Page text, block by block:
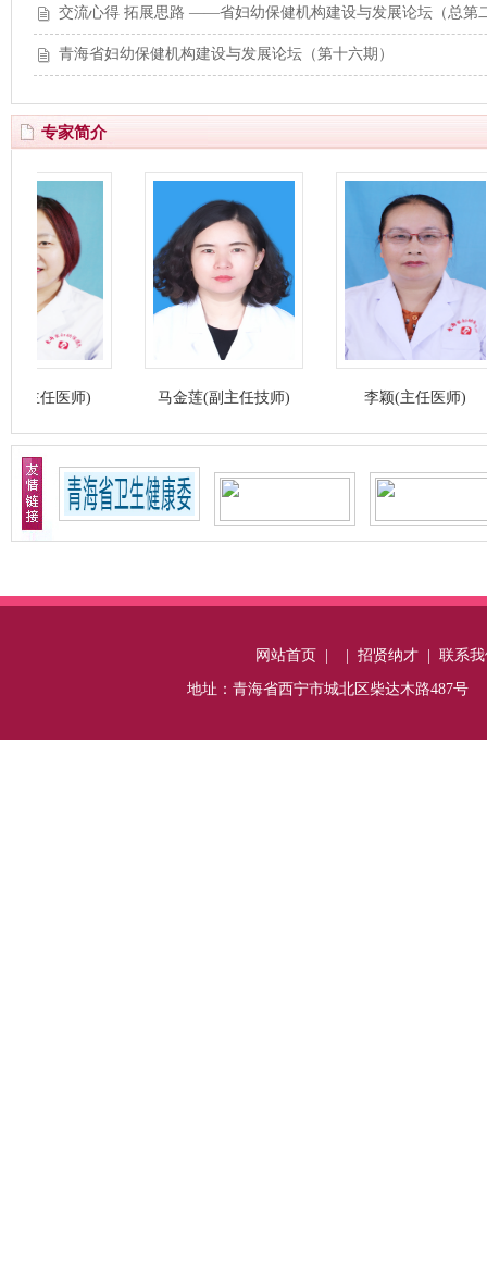
交流心得 拓展思路 ——省妇幼保健机构建设与发展论坛（总第
青海省妇幼保健机构建设与发展论坛（第十六期）
专家简介
医师) 马金莲(副主任技师) 李颖(主任医师)
网站首页 招贤纳才 联系
地址：青海省西宁市城北区柴达木路487